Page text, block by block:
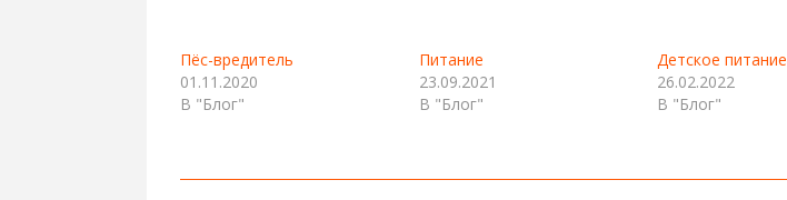
Пёс-вредитель
01.11.2020
В "Блог"
Питание
23.09.2021
В "Блог"
Детское питание
26.02.2022
В "Блог"